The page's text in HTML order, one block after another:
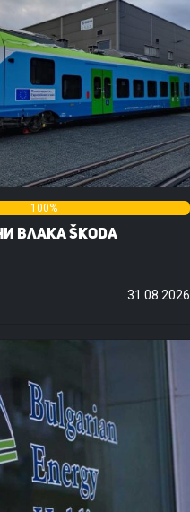
100%
влака Škoda
31.08.2026